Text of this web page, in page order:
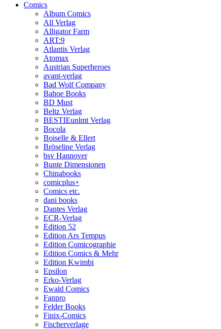
Comics
Album Comics
All Verlag
Alligator Farm
ART:9
Atlantis Verlag
Atomax
Austrian Superheroes
avant-verlag
Bad Wolf Company
Bahoe Books
BD Must
Beltz Verlag
BESTIEunlmt Verlag
Bocola
Boiselle & Ellert
Bröseline Verlag
bsv Hannover
Bunte Dimensionen
Chinabooks
comicplus+
Comics etc.
dani books
Dantes Verlag
ECR-Verlag
Edition 52
Edition Ars Tempus
Edition Comicographie
Edition Comics & Mehr
Edition Kwimbi
Epsilon
Erko-Verlag
Ewald Comics
Fanpro
Felder Books
Finix-Comics
Fischerverlage